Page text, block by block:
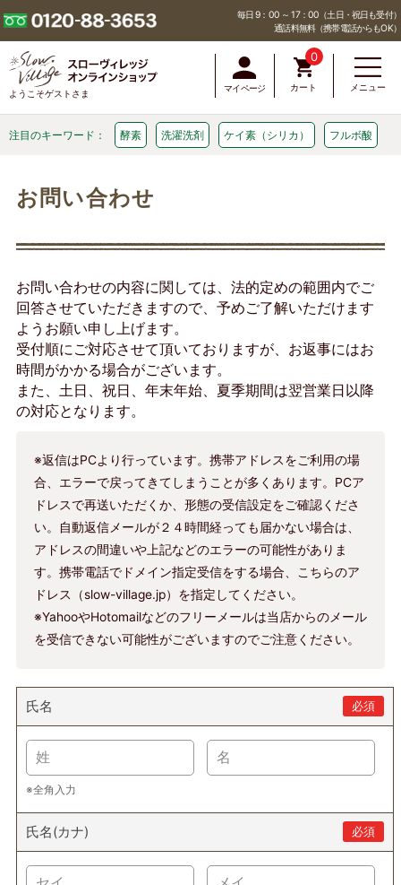
毎日 9：00 ～ 17：00（土日・祝日も受付）
通話料無料（携帯電話からもOK）
ようこそゲストさま
0
カート
マイページ メニュー
注目のキーワード： 酵素 洗濯洗剤 ケイ素（シリカ） フルボ酸
お問い合わせ
お問い合わせの内容に関しては、法的定めの範囲内でご
回答させていただきますので、予めご了解いただけます
ようお願い申し上げます。
受付順にご対応させて頂いておりますが、お返事にはお
時間がかかる場合がございます。
また、土日、祝日、年末年始、夏季期間は翌営業日以降
の対応となります。
※返信はPCより行っています。携帯アドレスをご利用の場
合、エラーで戻ってきてしまうことが多くあります。PCア
ドレスで再送いただくか、形態の受信設定をご確認くださ
い。自動返信メールが２４時間経っても届かない場合は、
アドレスの間違いや上記などのエラーの可能性がありま
す。携帯電話でドメイン指定受信をする場合、こちらのア
ドレス（slow-village.jp）を指定してください。
※YahooやHotomailなどのフリーメールは当店からのメール
を受信できない可能性がございますのでご注意ください。
氏名 必須
※全角入力
氏名(カナ) 必須